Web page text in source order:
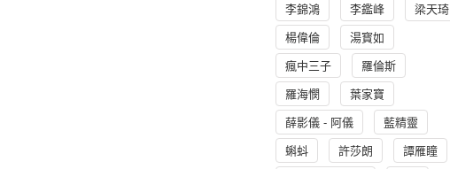
李錦鴻 李鑑峰 梁天琦
楊偉倫 湯寳如
瘋中三子 羅倫斯
羅海憫 葉家寶
薛影儀 - 阿儀 藍精靈
蝌蚪 許莎朗 譚雁瞳